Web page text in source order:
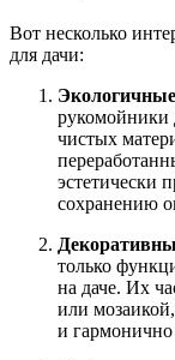
Вот несколько
для дачи:
рукомойники
чистых
эстетически
сохранению
только
на даче. Их
или
и